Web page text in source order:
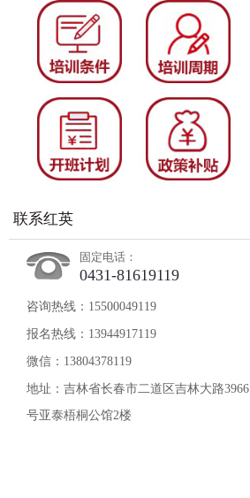
联系红英
固定电话：
0431-81619119
咨询热线：15500049119
报名热线：13944917119
微信：13804378119
地址：吉林省长春市二道区吉林大路3966
号亚泰梧桐公馆2楼